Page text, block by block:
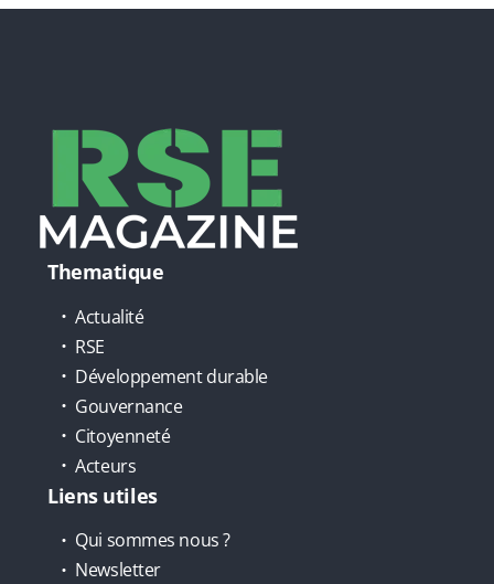
Thematique
Actualité
RSE
Développement durable
Gouvernance
Citoyenneté
Acteurs
Liens utiles
Qui sommes nous ?
Newsletter